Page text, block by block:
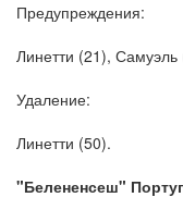
Предупреждения:
Линетти (21), Самуэль
Удаление:
Линетти (50).
"Белененсеш"